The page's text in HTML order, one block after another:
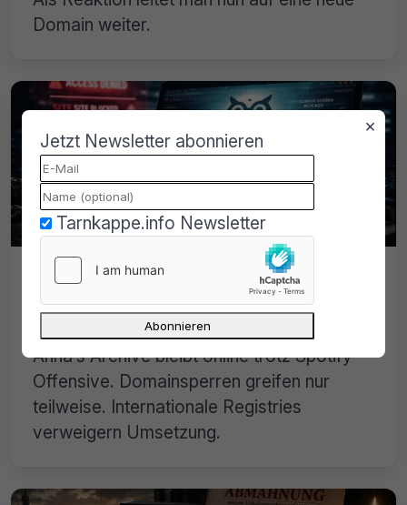
Domain weiter.
Anna’s Archive bleibt online trotz
Spotify-Offensive: Domainsperren
laufen ins Leere
Anna’s Archive bleibt online trotz Spotify-
Offensive. Domainsperren greifen nur
teilweise. Internationale Registries
verweigern Umsetzung.
×
Jetzt Newsletter abonnieren
Tarnkappe.info Newsletter